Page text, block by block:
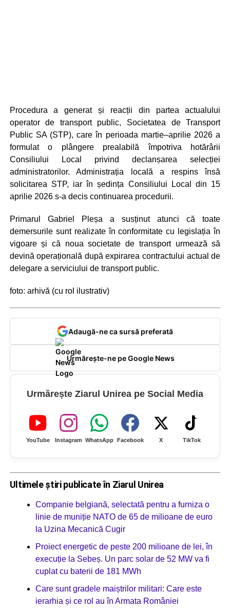
Procedura a generat și reacții din partea actualului
operator de transport public, Societatea de Transport
Public SA (STP), care în perioada martie–aprilie 2026 a
formulat o plângere prealabilă împotriva hotărârii
Consiliului Local privind declanșarea selecției
administratorilor. Administrația locală a respins însă
solicitarea STP, iar în ședința Consiliului Local din 15
aprilie 2026 s-a decis continuarea procedurii.
Primarul Gabriel Pleșa a susținut atunci că toate
demersurile sunt realizate în conformitate cu legislația în
vigoare și că noua societate de transport urmează să
devină operațională după expirarea contractului actual de
delegare a serviciului de transport public.
foto: arhivă (cu rol ilustrativ)
Adaugă-ne ca sursă preferată
Urmărește-ne pe Google News
Urmărește Ziarul Unirea pe Social Media
YouTube Instagram WhatsApp Facebook X TikTok
Ultimele știri publicate în Ziarul Unirea
Companie belgiană, selectată pentru a furniza o
linie de muniție NATO de 65 de milioane de euro
la Uzina Mecanică Cugir
Proiect energetic de peste 200 milioane de lei, în
execuție la Sebeș. Un parc solar de 52 MW va fi
cuplat cu baterii de 181 MWh
Care sunt gradele maiștrilor militari: Care este
ierarhia și ce rol au în Armata României